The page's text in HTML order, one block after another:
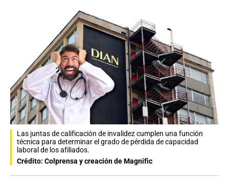
Las juntas de calificación de invalidez cumplen una función
técnica para determinar el grado de pérdida de capacidad
laboral de los afiliados.
Crédito: Colprensa y creación de Magnific